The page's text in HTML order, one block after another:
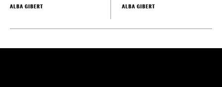
crimen machista no resuelto
esconde el cadáver